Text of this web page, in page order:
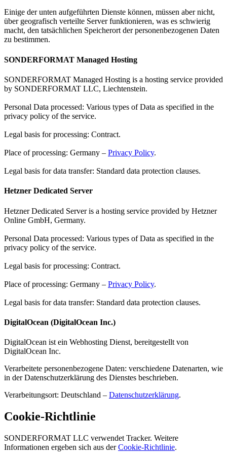
Einige der unten aufgeführten Dienste können, müssen aber nicht,
über geografisch verteilte Server funktionieren, was es schwierig
macht, den tatsächlichen Speicherort der personenbezogenen Daten
zu bestimmen.
SONDERFORMAT Managed Hosting
SONDERFORMAT Managed Hosting is a hosting service provided
by SONDERFORMAT LLC, Liechtenstein.
Personal Data processed: Various types of Data as specified in the
privacy policy of the service.
Legal basis for processing: Contract.
Place of processing: Germany – Privacy Policy.
Legal basis for data transfer: Standard data protection clauses.
Hetzner Dedicated Server
Hetzner Dedicated Server is a hosting service provided by Hetzner
Online GmbH, Germany.
Personal Data processed: Various types of Data as specified in the
privacy policy of the service.
Legal basis for processing: Contract.
Place of processing: Germany – Privacy Policy.
Legal basis for data transfer: Standard data protection clauses.
DigitalOcean (DigitalOcean Inc.)
DigitalOcean ist ein Webhosting Dienst, bereitgestellt von
DigitalOcean Inc.
Verarbeitete personenbezogene Daten: verschiedene Datenarten, wie
in der Datenschutzerklärung des Dienstes beschrieben.
Verarbeitungsort: Deutschland – Datenschutzerklärung.
Cookie-Richtlinie
SONDERFORMAT LLC verwendet Tracker. Weitere
Informationen ergeben sich aus derCookie-Richtlinie.